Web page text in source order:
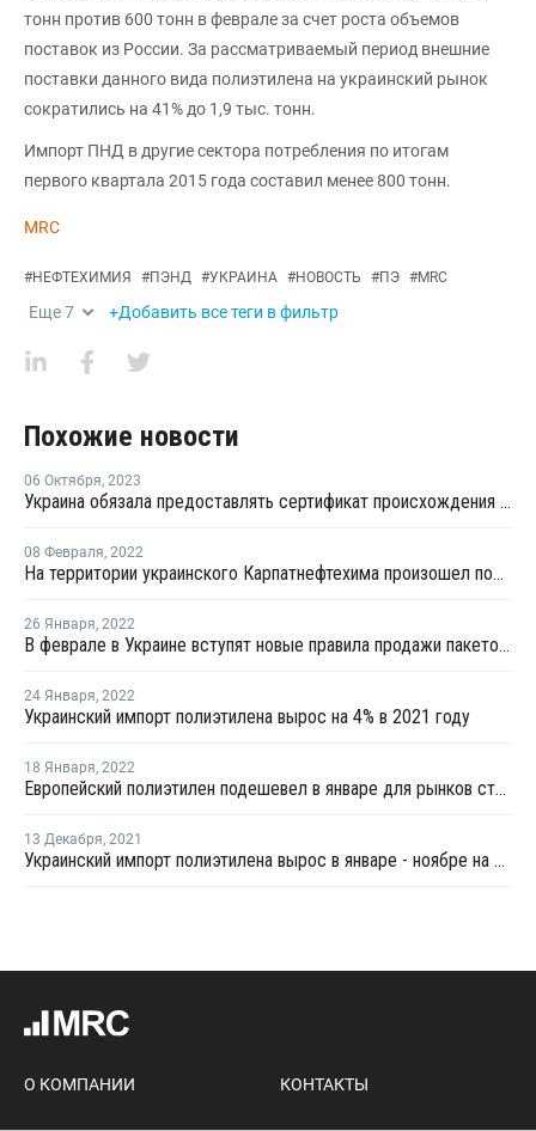
тонн против 600 тонн в феврале за счет роста объемов
поставок из России. За рассматриваемый период внешние
поставки данного вида полиэтилена на украинский рынок
сократились на 41% до 1,9 тыс. тонн.
Импорт ПНД в другие сектора потребления по итогам
первого квартала 2015 года составил менее 800 тонн.
MRC
#НЕФТЕХИМИЯ #ПЭНД #УКРАИНА #НОВОСТЬ #ПЭ #MRC
Еще7 +Добавить все теги в фильтр
Похожие новости
06 Октября, 2023
Украина обязала предоставлять сертификат происхождения на импортные полимеры этилена
08 Февраля, 2022
На территории украинского Карпатнефтехима произошел пожар
26 Января, 2022
В феврале в Украине вступят новые правила продажи пакетов в магазинах
24 Января, 2022
Украинский импорт полиэтилена вырос на 4% в 2021 году
18 Января, 2022
Европейский полиэтилен подешевел в январе для рынков стран СНГ
13 Декабря, 2021
Украинский импорт полиэтилена вырос в январе - ноябре на 1%
О КОМПАНИИ КОНТАКТЫ